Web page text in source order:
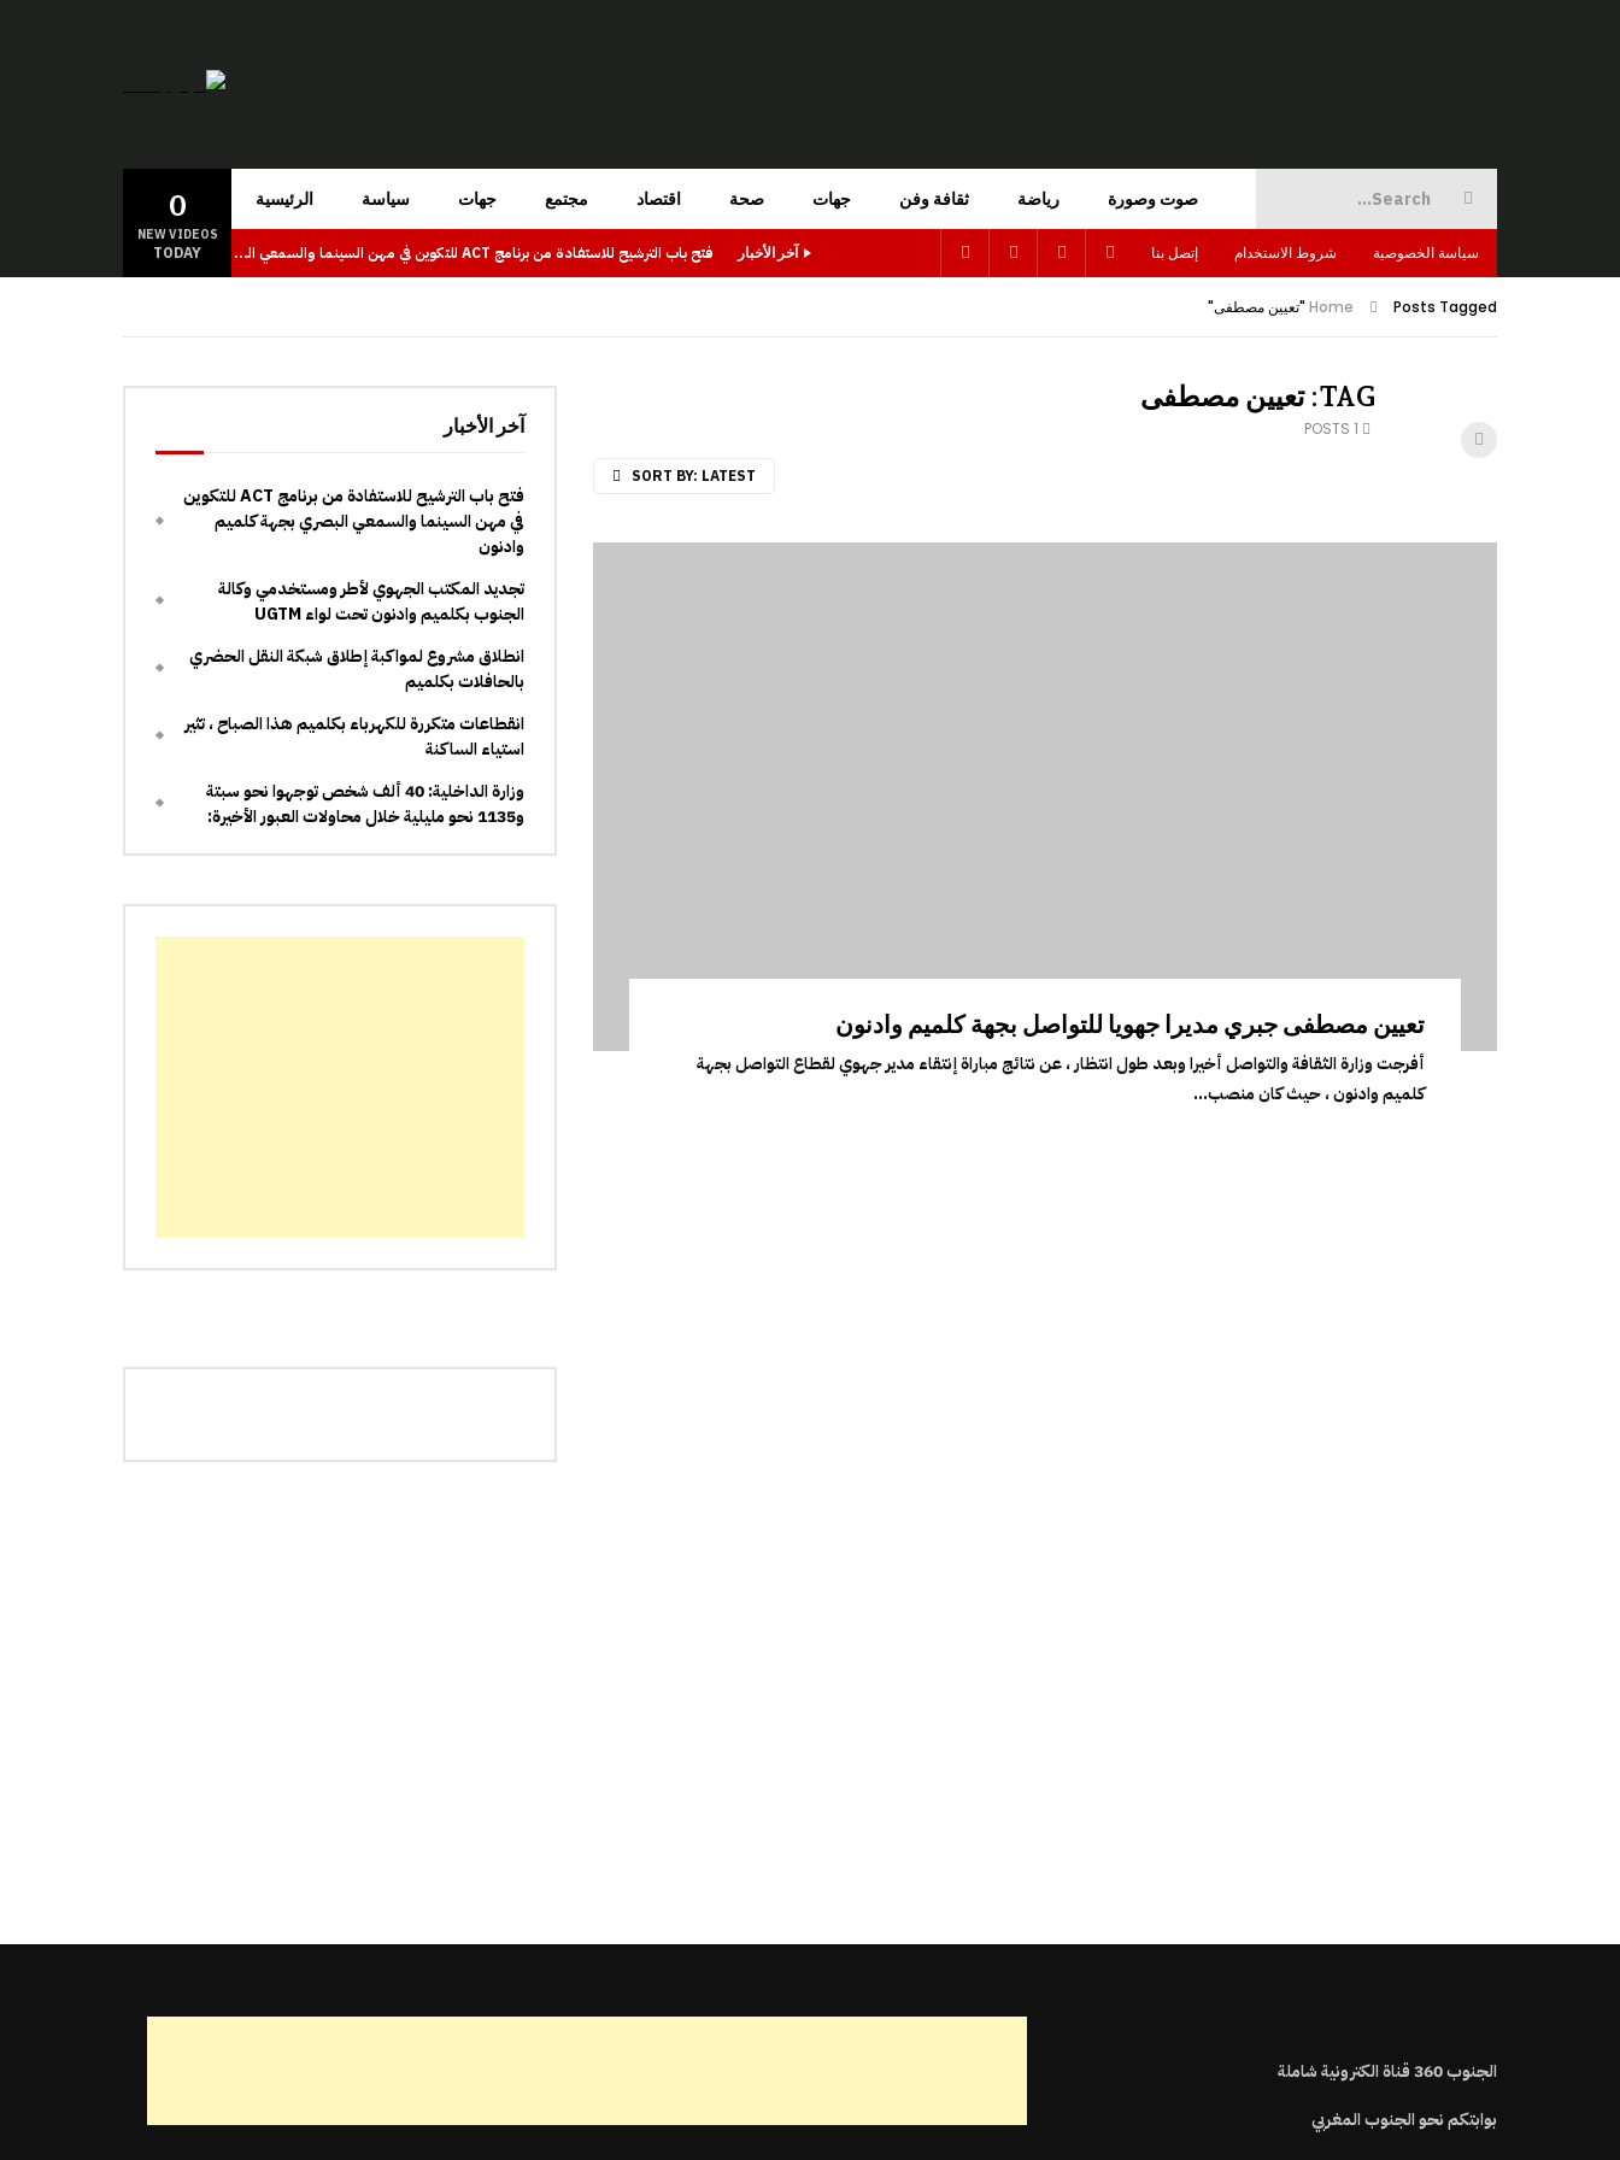
0
NEW VIDEOS
TODAY
الرئيسية سياسة جهات مجتمع اقتصاد صحة جهات ثقافة وفن رياضة صوت وصورة
آخر الأخبار فتح باب الترشيح للاستفادة من برنامج ACT للتكوين في مهن السينما والسمعي البصري بجهة كلميم وادنون إتصل بنا شروط الاستخدام سياسة الخصوصية
Home Posts Tagged "تعيين مصطفى"
TAG: تعيين مصطفى
1 POSTS
SORT BY: LATEST
تعيين مصطفى جبري مديرا جهويا للتواصل بجهة كلميم وادنون
أفرجت وزارة الثقافة والتواصل أخيرا وبعد طول انتظار ، عن نتائج مباراة إنتقاء مدير جهوي لقطاع التواصل بجهة
كلميم وادنون ، حيث كان منصب...
آخر الأخبار
فتح باب الترشيح للاستفادة من برنامج ACT للتكوين
في مهن السينما والسمعي البصري بجهة كلميم
وادنون
تجديد المكتب الجهوي لأطر ومستخدمي وكالة
الجنوب بكلميم وادنون تحت لواء UGTM
انطلاق مشروع لمواكبة إطلاق شبكة النقل الحضري
بالحافلات بكلميم
انقطاعات متكررة للكهرباء بكلميم هذا الصباح ، تثير
استياء الساكنة
وزارة الداخلية: 40 ألف شخص توجهوا نحو سبتة
و1135 نحو مليلية خلال محاولات العبور الأخيرة:
الجنوب360قناة الكترونية شاملة
بوابتكم نحو الجنوب المغربي